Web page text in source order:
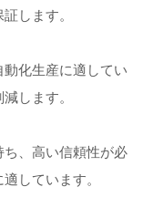
します。
化生産に適してい
します。
、高い信頼性が必
しています。